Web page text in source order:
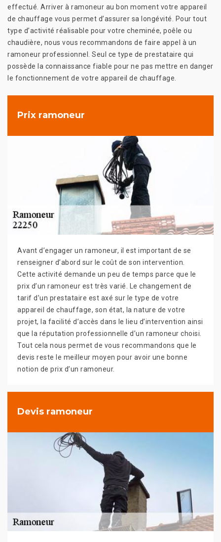
effectué. Arriver à ramoneur au bon moment votre appareil
de chauffage vous permet d’assurer sa longévité. Pour tout
type d’activité réalisable pour votre cheminée, poêle ou
chaudière, nous vous recommandons de faire appel à un
ramoneur professionnel. Seul ce type de prestataire qui
possède la connaissance fiable pour ne pas mettre en danger
le fonctionnement de votre appareil de chauffage.
Prix ramoneur
Avant d’engager un ramoneur, il est important de se
renseigner d’abord sur le coût de son intervention.
Cette activité demande un peu de temps parce que le
prix d’un ramoneur est très varié. Le changement de
tarif d’un prestataire est axé sur le type de votre
appareil de chauffage, son état, la nature de votre
projet, la facilité d’accès dans le lieu d’intervention ainsi
que la réputation professionnelle d’un ramoneur choisi.
Tout cela nous permet de vous recommandons que le
devis reste le meilleur moyen pour avoir une bonne
notion de prix d’un ramoneur.
Devis ramoneur